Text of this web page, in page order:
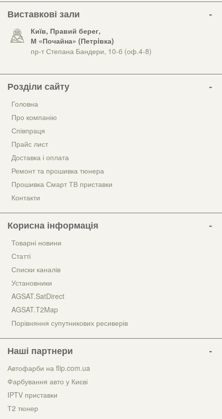
Виставкові зали
Київ, Правий берег,
М «Почайна» (Петрiвка)
пр-т Степана Бандери, 10-б (оф.4-8)
Розділи сайту
Головна
Про компанію
Співпраця
Прайс лист
Доставка і оплата
Ремонт та прошивка тюнера
Прошивка Смарт ТВ приставки
Контакти
Корисна інформація
Товарні новини
Статті
Списки каналів
Установники
AGSAT.SatDirect
AGSAT.T2Map
Порівняння супутникових ресиверів
Наші партнери
Автофарби на flip.com.ua
Фарбування авто у Києві
IPTV приставки
Т2 тюнер